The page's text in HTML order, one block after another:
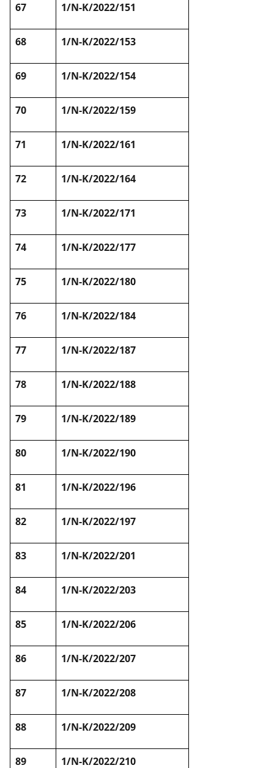
67 1/N-K/2022/151
68 1/N-K/2022/153
69 1/N-K/2022/154
70 1/N-K/2022/159
71 1/N-K/2022/161
72 1/N-K/2022/164
73 1/N-K/2022/171
74 1/N-K/2022/177
75 1/N-K/2022/180
76 1/N-K/2022/184
77 1/N-K/2022/187
78 1/N-K/2022/188
79 1/N-K/2022/189
80 1/N-K/2022/190
81 1/N-K/2022/196
82 1/N-K/2022/197
83 1/N-K/2022/201
84 1/N-K/2022/203
85 1/N-K/2022/206
86 1/N-K/2022/207
87 1/N-K/2022/208
88 1/N-K/2022/209
89 1/N-K/2022/210